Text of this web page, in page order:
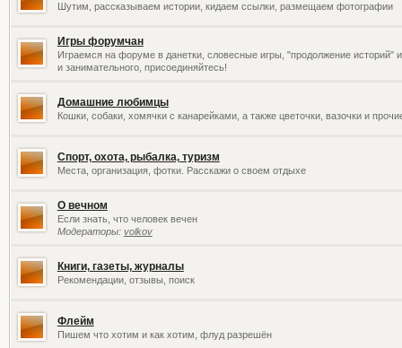
Шутим, рассказываем истории, кидаем ссылки, размещаем фотографии
Игры форумчан
Играемся на форуме в данетки, словесные игры, "продолжение историй"
и занимательного, присоединяйтесь!
Домашние любимцы
Кошки, собаки, хомячки с канарейками, а также цветочки, вазочки и
Спорт, охота, рыбалка, туризм
Места, организация, фотки. Расскажи о своем отдыхе
О вечном
Если знать, что человек вечен
Модераторы: volkov
Книги, газеты, журналы
Рекомендации, отзывы, поиск
Флейм
Пишем что хотим и как хотим, флуд разрешён